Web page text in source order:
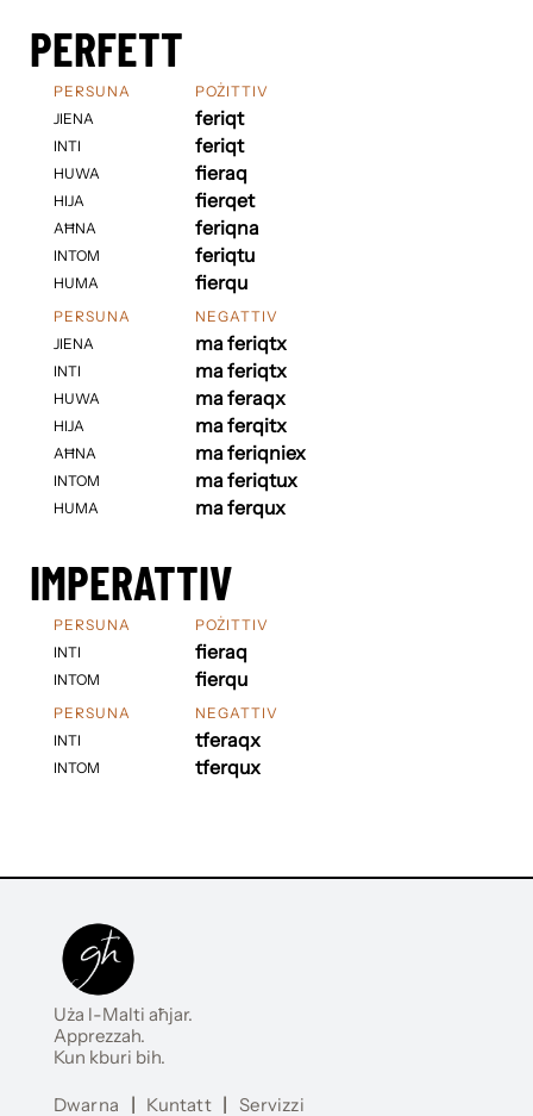
PERFETT
PERSUNA
JIENA
INTI
HUWA
HIJA
AĦNA
INTOM
HUMA
POŻITTIV
feriqt
feriqt
fieraq
fierqet
feriqna
feriqtu
fierqu
PERSUNA
JIENA
INTI
HUWA
HIJA
AĦNA
INTOM
HUMA
NEGATTIV
ma feriqtx
ma feriqtx
ma feraqx
ma ferqitx
ma feriqniex
ma feriqtux
ma ferqux
IMPERATTIV
PERSUNA
INTI
INTOM
POŻITTIV
fieraq
fierqu
PERSUNA
INTI
INTOM
NEGATTIV
tferaqx
tferqux
Uża l-Malti aħjar.
Apprezzah.
Kun kburi bih.
Dwarna | Kuntatt | Servizzi